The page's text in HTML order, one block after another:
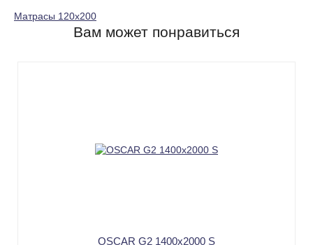
Матрасы 120х200
Вам может понравиться
OSCAR G2 1400х2000 S